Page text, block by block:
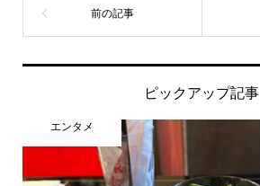
ピックアップ記事
エンタメ